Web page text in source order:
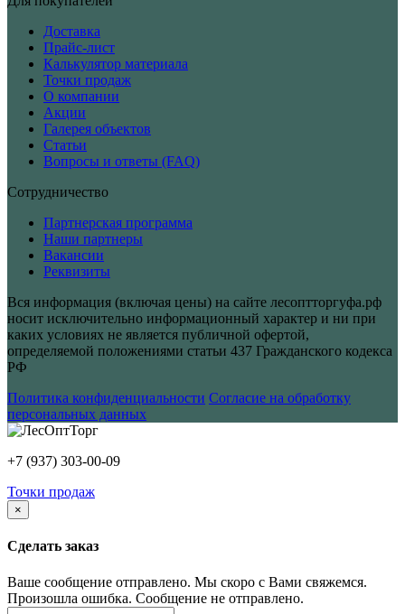
Доставка
Прайс-лист
Калькулятор материала
Точки продаж
О компании
Акции
Галерея объектов
Статьи
Вопросы и ответы (FAQ)
Сотрудничество
Партнерская программа
Наши партнеры
Вакансии
Реквизиты
Вся информация (включая цены) на сайте лесоптторгуфа.рф
носит исключительно информационный характер и ни при
каких условиях не является публичной офертой,
определяемой положениями статьи 437 Гражданского кодекса
РФ
Политика конфиденциальности Согласие на обработку
персональных данных
+7 (937) 303-00-09
Точки продаж
×
Сделать заказ
Ваше сообщение отправлено. Мы скоро с Вами свяжемся.
Произошла ошибка. Сообщение не отправлено.